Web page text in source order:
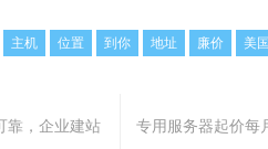
主机 位置 到你 地址 廉价 美国
靠，企业建站
专用服务器起价每